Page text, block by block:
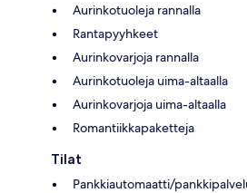
Aurinkotuoleja rannalla
Rantapyyhkeet
Aurinkovarjoja rannalla
Aurinkotuoleja uima-altaalla
Aurinkovarjoja uima-altaalla
Romantiikkapaketteja
Tilat
Pankkiautomaatti/